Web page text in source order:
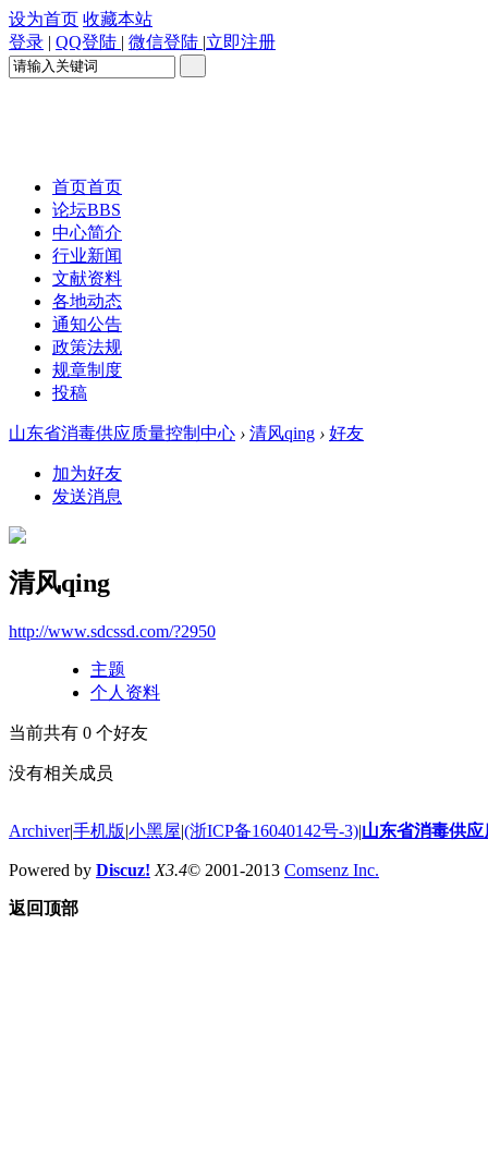
设为首页 收藏本站
登录 | QQ登陆 | 微信登陆 |立即注册
首页首页
论坛BBS
中心简介
行业新闻
文献资料
各地动态
通知公告
政策法规
规章制度
投稿
山东省消毒供应质量控制中心 › 清风qing › 好友
加为好友
发送消息
清风qing
http://www.sdcssd.com/?2950
主题
个人资料
当前共有 0 个好友
没有相关成员
Archiver|手机版|小黑屋|(浙ICP备16040142号-3)|山东省消毒供
Powered by Discuz! X3.4© 2001-2013 Comsenz Inc.
返回顶部